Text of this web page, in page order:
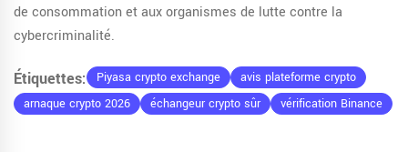
de consommation et aux organismes de lutte contre la
cybercriminalité.
Étiquettes: Piyasa crypto exchange
avis plateforme crypto
arnaque crypto 2026
échangeur crypto sûr vérification Binance